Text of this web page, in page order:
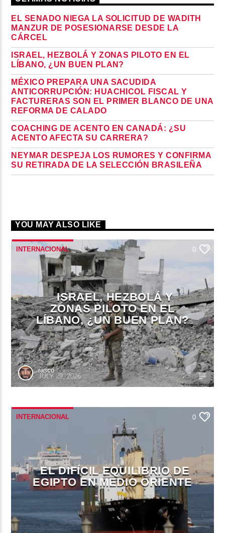
EL SENADO NIEGA LA SOLICITUD DE WADITH
MANZUR DE POSESIONARSE DESDE LA
CÁRCEL
ISRAEL, HEZBOLÁ Y ZONAS PILOTO EN EL
LÍBANO, ¿UN BUEN PLAN?
MÉXICO PREPARA UNA SACUDIDA
ANTICORRUPCIÓN: HUACHICOL FISCAL Y
FACTURERAS SON EL PRIMER BLANCO DE UNA
REFORMA DE CALADO
COACHING DE ACENTO EN CANADÁ: ¿SU
ACENTO AFECTA SU CARRERA?
NEYMAR DESPEJA LOS RUMORES Y CONFIRMA
SU RETIRADA DE LA SELECCIÓN BRASILEÑA
YOU MAY ALSO LIKE
INTERNACIONAL 0
ISRAEL, HEZBOLÁ Y
ZONAS PILOTO EN EL
LÍBANO, ¿UN BUEN PLAN?
rasco
JULY 29, 2026
INTERNACIONAL 0
EL DIFÍCIL EQUILIBRIO DE
EGIPTO EN MEDIO ORIENTE